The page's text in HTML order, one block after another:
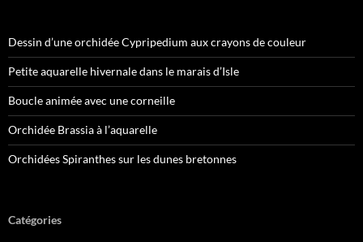
Dessin d’une orchidée Cypripedium aux crayons de couleur
Petite aquarelle hivernale dans le marais d’Isle
Boucle animée avec une corneille
Orchidée Brassia à l’aquarelle
Orchidées Spiranthes sur les dunes bretonnes
Catégories